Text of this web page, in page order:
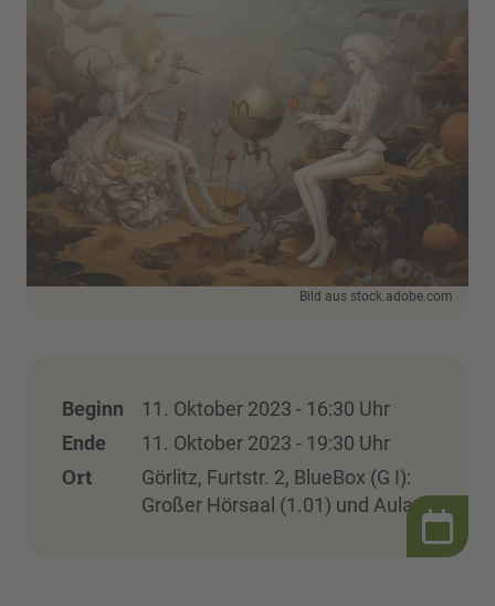
Bild aus stock.adobe.com
Beginn
11. Oktober 2023 - 16:30 Uhr
Ende
11. Oktober 2023 - 19:30 Uhr
Ort
Görlitz, Furtstr. 2, BlueBox (G I):
Großer Hörsaal (1.01) und Aula